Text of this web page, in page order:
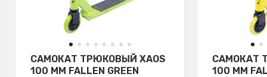
САМОКАТ ТРЮКОВЫЙ XAOS
100 ММ FALLEN GREEN
САМОКАТ
100 ММ